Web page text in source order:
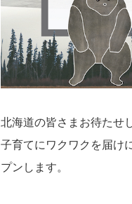
北海道の皆さまお待たせ
子育てにワクワクを届
プンします。